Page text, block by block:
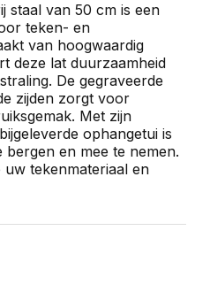
staal van 50 cm is een
teken- en
van hoogwaardig
deze lat duurzaamheid
De gegraveerde
zijden zorgt voor
Met zijn
ophangetui is
en mee te nemen.
uw tekenmateriaal en